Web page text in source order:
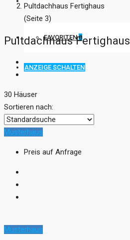
FAVORITEN0
ANZEIGE SCHALTEN
Pultdachhaus Fertighaus
(Seite 3)
Pultdachhaus Fertighaus
30 Häuser
Sortieren nach:
Musterhaus
Preis auf Anfrage
Musterhaus